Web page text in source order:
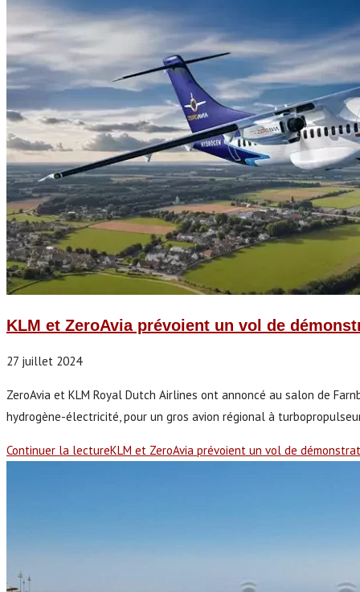
KLM et ZeroAvia prévoient un vol de
27 juillet 2024
ZeroAvia et KLM Royal Dutch Airlines ont annoncé au salon de
hydrogène-électricité, pour un gros avion régional à
Continuer la lectureKLM et ZeroAvia prévoient un vol de